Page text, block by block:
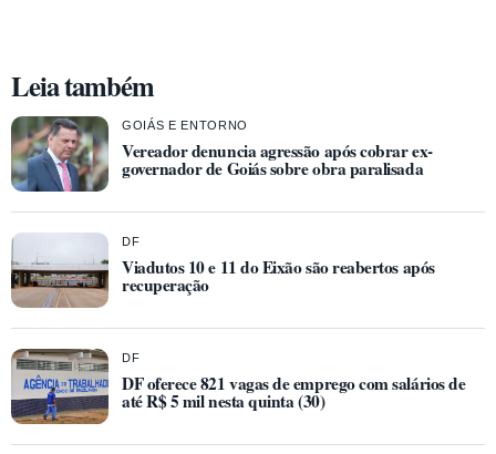
Leia também
GOIÁS E ENTORNO
Vereador denuncia agressão após cobrar ex-
governador de Goiás sobre obra paralisada
DF
Viadutos 10 e 11 do Eixão são reabertos após
recuperação
DF
DF oferece 821 vagas de emprego com salários de
até R$ 5 mil nesta quinta (30)